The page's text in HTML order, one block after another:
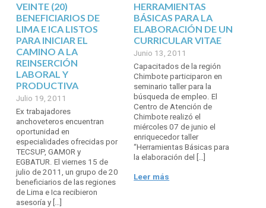
VEINTE (20)
BENEFICIARIOS DE
LIMA E ICA LISTOS
PARA INICIAR EL
CAMINO A LA
REINSERCIÓN
LABORAL Y
PRODUCTIVA
Julio 19, 2011
Ex trabajadores
anchoveteros encuentran
oportunidad en
especialidades ofrecidas por
TECSUP, GAMOR y
EGBATUR. El viernes 15 de
julio de 2011, un grupo de 20
beneficiarios de las regiones
de Lima e Ica recibieron
asesoría y […]
HERRAMIENTAS
BÁSICAS PARA LA
ELABORACIÓN DE UN
CURRICULAR VITAE
Junio 13, 2011
Capacitados de la región
Chimbote participaron en
seminario taller para la
búsqueda de empleo. El
Centro de Atención de
Chimbote realizó el
miércoles 07 de junio el
enriquecedor taller
“Herramientas Básicas para
la elaboración del […]
Leer más